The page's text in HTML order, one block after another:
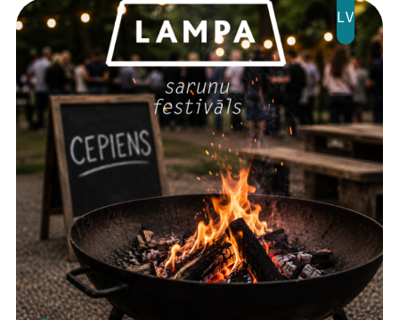
Kontakti
ThreadsFacebookYoutube
X Instagram
Flick TikTok
LV